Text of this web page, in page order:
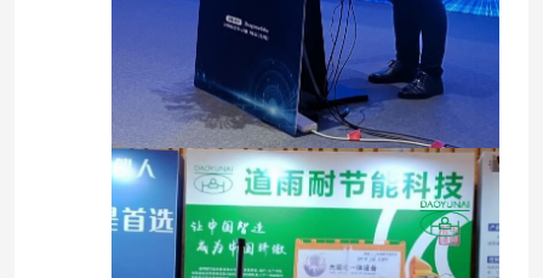
مجنزر أنابيب CCTV
كاميرا قطب المجاري
انعكاس الماء CIPP